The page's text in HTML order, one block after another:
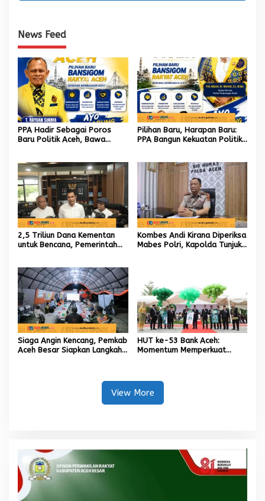
News Feed
PPA Hadir Sebagai Poros
Baru Politik Aceh, Bawa
Daerah
Pilihan Baru, Harapan Baru:
PPA Bangun Kekuatan Politik
2,5 Triliun Dana Kementan
untuk Bencana, Pemerintah
Kombes Andi Kirana Diperiksa
Mabes Polri, Kapolda Tunjuk
Siaga Angin Kencang, Pemkab
Aceh Besar Siapkan Langkah
HUT ke-53 Bank Aceh:
Momentum Memperkuat
View More